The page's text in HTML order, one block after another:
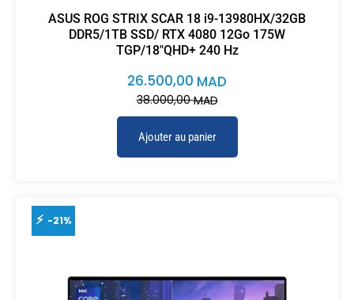
ASUS ROG STRIX SCAR 18 i9-13980HX/32GB
DDR5/1TB SSD/ RTX 4080 12Go 175W
TGP/18″QHD+ 240 Hz
38.000,00MAD
26.500,00 MAD
Ajouter au panier
-21%